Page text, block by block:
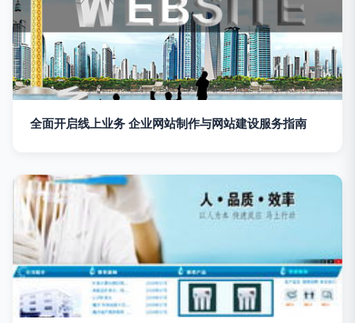
全面开启线上业务 企业网站制作与网站建设服务指南